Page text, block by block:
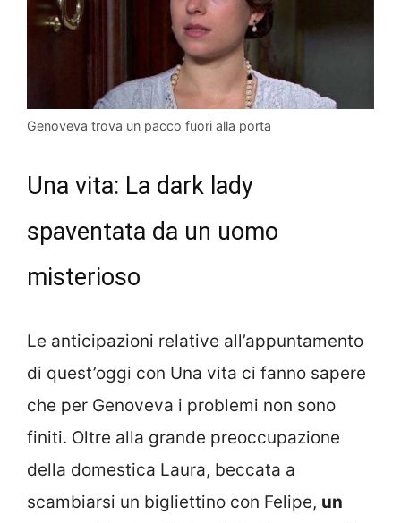
Genoveva trova un pacco fuori alla porta
Una vita: La dark lady
spaventata da un uomo
misterioso
Le anticipazioni relative all’appuntamento
di quest’oggi con Una vita ci fanno sapere
che per Genoveva i problemi non sono
finiti. Oltre alla grande preoccupazione
della domestica Laura, beccata a
scambiarsi un bigliettino con Felipe, un